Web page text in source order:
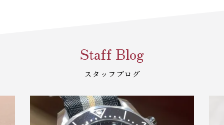
Staff Blog
スタッフブログ